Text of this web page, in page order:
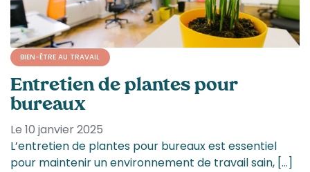
BIEN-ÊTRE AU TRAVAIL
Entretien de plantes pour
bureaux
Le 10 janvier 2025
L’entretien de plantes pour bureaux est essentiel
pour maintenir un environnement de travail sain, […]